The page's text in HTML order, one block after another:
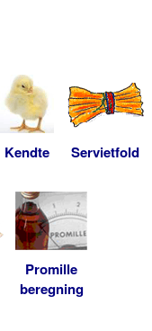
Kendte Servietfold
Promille
beregning